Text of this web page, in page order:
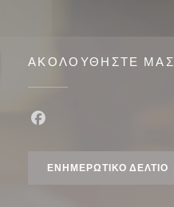
ΑΚΟΛΟΥΘΉΣΤΕ ΜΑΣ
ΕΝΗΜΕΡΩΤΙΚΌ ΔΕΛΤΊΟ